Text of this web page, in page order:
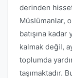
derinden
Müslümanlar,
batışına
kalmak değil,
toplumda
taşımaktadır.